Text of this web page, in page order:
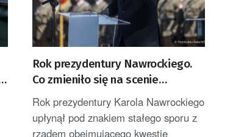
Rok prezydentury Nawrockiego.
Co zmieniło się na scenie
politycznej?
Rok prezydentury Karola Nawrockiego
upłynął pod znakiem stałego sporu z
rządem obejmującego kwestie